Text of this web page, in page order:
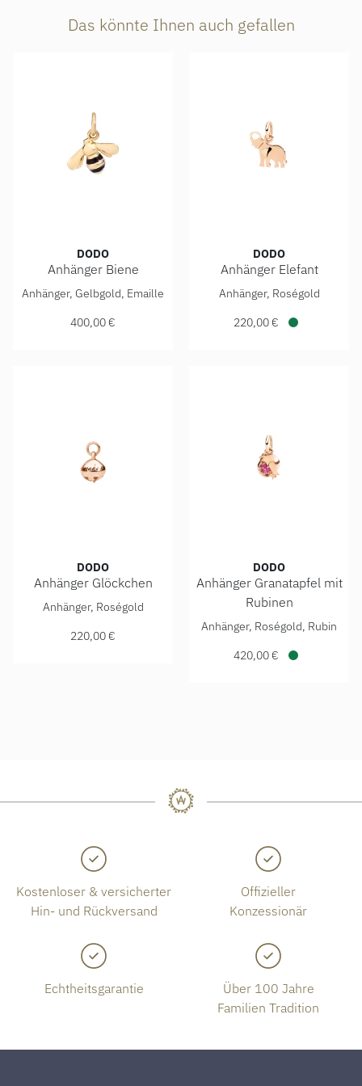
Das könnte Ihnen auch gefallen
DODO
Anhänger Biene
DoDo Anhänger Biene, Ref: DMC0016-BEE00-ENEOG,
Anhänger, Gelbgold, Emaille
400,00 €
DODO
Anhänger Elefant
DoDo Anhänger Elefant,
Anhänger, Roségold
220,00 €
DODO
Anhänger Glöckchen
DoDo Anhänger Glöckchen, Ref: DMC0013-BLSNW-
Anhänger, Roségold
220,00 €
DODO
Anhänger Granatapfel mit
Rubinen
DoDo Anhänger
Anhänger, Roségold, Rubin
420,00 €
Kostenloser & versicherter
Hin- und Rückversand
Offizieller
Konzessionär
Echtheitsgarantie
Über 100 Jahre
Familien Tradition